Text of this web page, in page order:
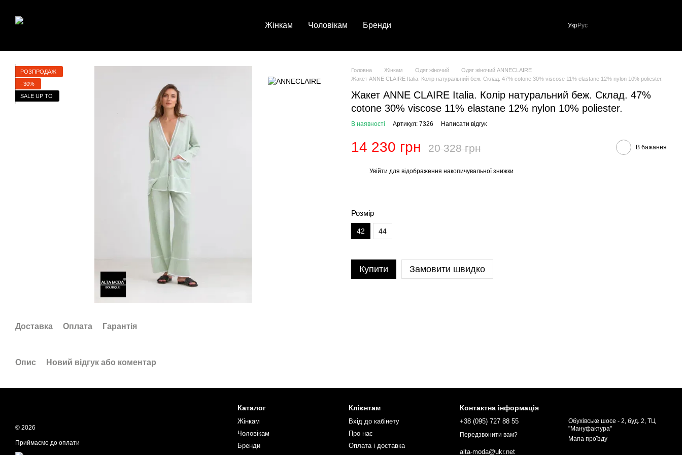
Жінкам Чоловікам Бренди УкрРус
РОЗПРОДАЖ
−30%
SALE UP TO
Доставка Оплата Гарантія
Головна Жінкам Одяг жіночий
Одяг жіночий ANNECLAIRE
Жакет ANNE CLAIRE Italia. Колір натуральний беж. Склад. 47% cotone 30% viscose 11% elastane 12% nylon 10% poliester.
Жакет ANNE CLAIRE Italia. Колір натуральний беж. Склад. 47%
cotone 30% viscose 11% elastane 12% nylon 10% poliester.
В наявності Артикул: 7326 Написати відгук
14 230 грн 20 328 грн В бажання
Увійти для відображення накопичувальної знижки
Розмір
42 44
Купити Замовити швидко
Опис Новий відгук або коментар
© 2026
Приймаємо до оплати
Каталог
Жінкам
Чоловікам
Бренди
Клієнтам
Вхід до кабінету
Про нас
Оплата і доставка
Контактна інформація
+38 (095) 727 88 55
Передзвонити вам?
alta-moda@ukr.net
Обухівське шосе - 2, буд. 2, ТЦ
"Мануфактура"
Мапа проїзду